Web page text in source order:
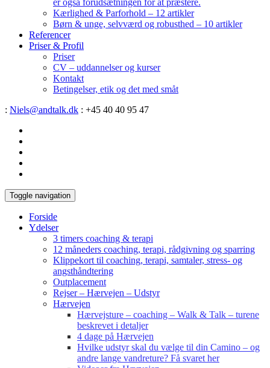
er også forudsætningen for at præstere.
Kærlighed & Parforhold – 12 artikler
Børn & unge, selvværd og robusthed – 10 artikler
Referencer
Priser & Profil
Priser
CV – uddannelser og kurser
Kontakt
Betingelser, etik og det med småt
: Niels@andtalk.dk : +45 40 40 95 47
Toggle navigation
Forside
Ydelser
3 timers coaching & terapi
12 måneders coaching, terapi, rådgivning og sparring
Klippekort til coaching, terapi, samtaler, stress- og
angsthåndtering
Outplacement
Rejser – Hærvejen – Udstyr
Hærvejen
Hærvejsture – coaching – Walk & Talk – turene
beskrevet i detaljer
4 dage på Hærvejen
Hvilke udstyr skal du vælge til din Camino – og
andre lange vandreture? Få svaret her